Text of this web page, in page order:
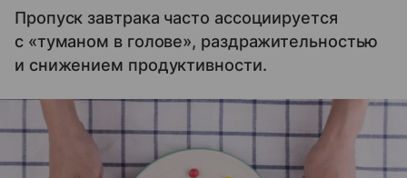
Пропуск завтрака часто ассоциируется
с «туманом в голове», раздражительностью
и снижением продуктивности.